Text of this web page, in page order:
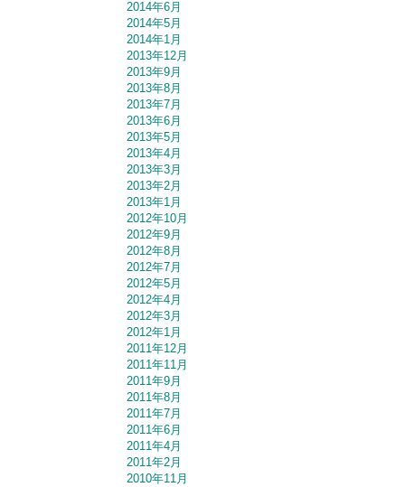
2014年6月
2014年5月
2014年1月
2013年12月
2013年9月
2013年8月
2013年7月
2013年6月
2013年5月
2013年4月
2013年3月
2013年2月
2013年1月
2012年10月
2012年9月
2012年8月
2012年7月
2012年5月
2012年4月
2012年3月
2012年1月
2011年12月
2011年11月
2011年9月
2011年8月
2011年7月
2011年6月
2011年4月
2011年2月
2010年11月